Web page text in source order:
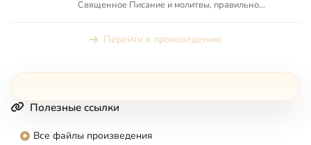
Священное Писание и молитвы, правильно
Перейти к произведению
Полезные ссылки
Все файлы произведения